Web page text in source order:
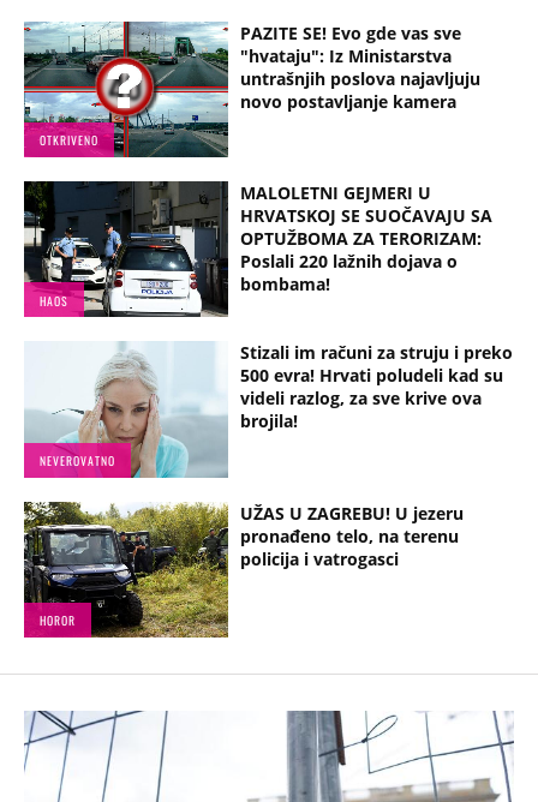
OTKRIVENO
PAZITE SE! Evo gde vas sve
"hvataju": Iz Ministarstva
untrašnjih poslova najavljuju
novo postavljanje kamera
HAOS
MALOLETNI GEJMERI U
HRVATSKOJ SE SUOČAVAJU SA
OPTUŽBOMA ZA TERORIZAM:
Poslali 220 lažnih dojava o
bombama!
NEVEROVATNO
Stizali im računi za struju i preko
500 evra! Hrvati poludeli kad su
videli razlog, za sve krive ova
brojila!
HOROR
UŽAS U ZAGREBU! U jezeru
pronađeno telo, na terenu
policija i vatrogasci